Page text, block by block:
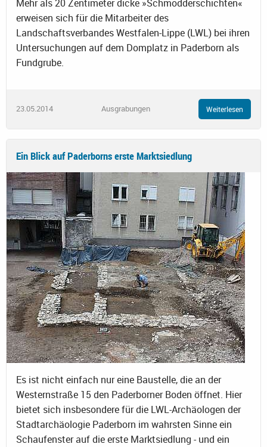
Mehr als 20 Zentimeter dicke »Schmodderschichten«
erweisen sich für die Mitarbeiter des
Landschaftsverbandes Westfalen-Lippe (LWL) bei ihren
Untersuchungen auf dem Domplatz in Paderborn als
Fundgrube.
23.05.2014 Ausgrabungen Weiterlesen
Ein Blick auf Paderborns erste Marktsiedlung
Es ist nicht einfach nur eine Baustelle, die an der
Westernstraße 15 den Paderborner Boden öffnet. Hier
bietet sich insbesondere für die LWL-Archäologen der
Stadtarchäologie Paderborn im wahrsten Sinne ein
Schaufenster auf die erste Marktsiedlung - und ein